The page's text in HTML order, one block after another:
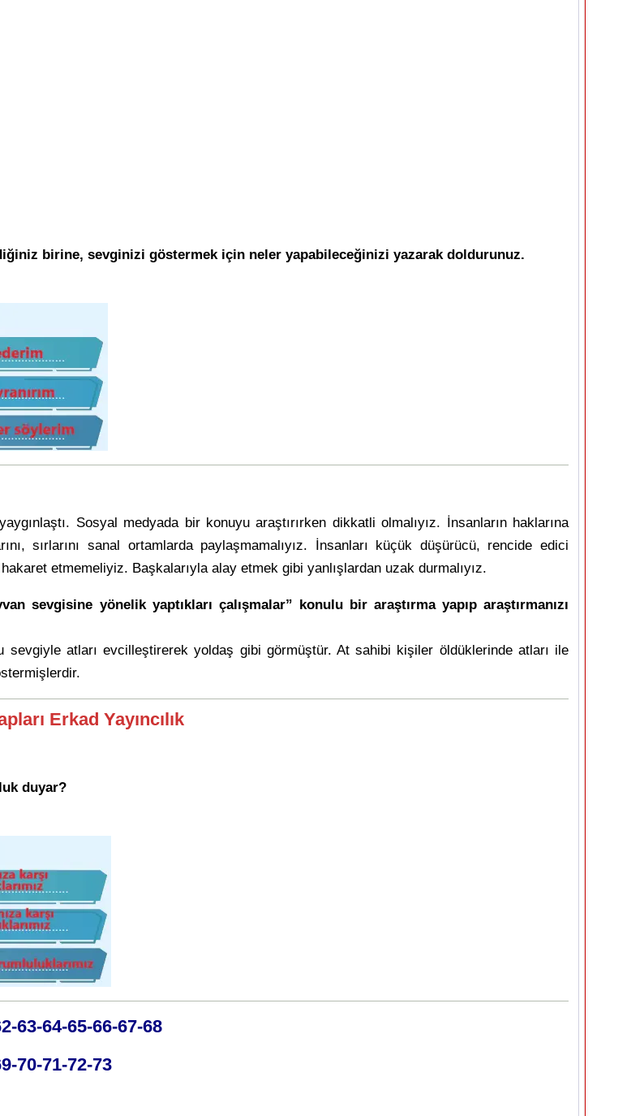
birine, sevginizi göstermek için neler yapabileceğinizi yazarak doldurunuz.
Sosyal medyada bir konuyu araştırırken dikkatli olmalıyız. İnsanların haklarına
sırlarını sanal ortamlarda paylaşmamalıyız. İnsanları küçük düşürücü, rencide edici
etmemeliyiz. Başkalarıyla alay etmek gibi yanlışlardan uzak durmalıyız.
sevgisine yönelik yaptıkları çalışmalar” konulu bir araştırma yapıp araştırmanızı
sevgiyle atları evcilleştirerek yoldaş gibi görmüştür. At sahibi kişiler öldüklerinde atları ile
Erkad Yayıncılık
duyar?
63-64-65-66-67-68
70-71-72-73